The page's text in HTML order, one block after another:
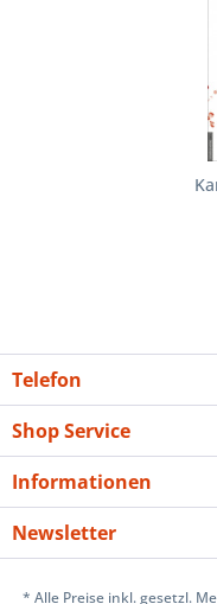
Telefon
Shop Service
Informationen
Newsletter
* Alle Preise inkl. gesetzl.